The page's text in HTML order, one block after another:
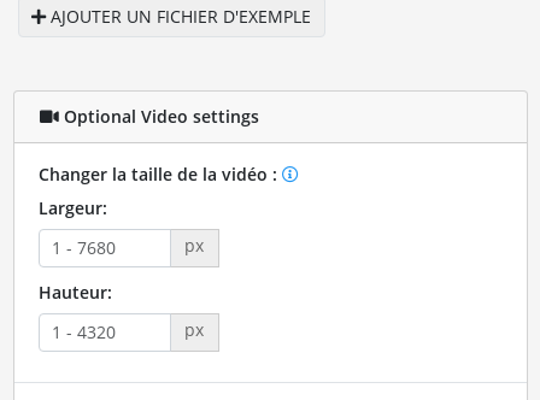
AJOUTER UN FICHIER D'EXEMPLE
Optional Video settings
Changer la taille de la vidéo :
Largeur:
px
Hauteur:
px